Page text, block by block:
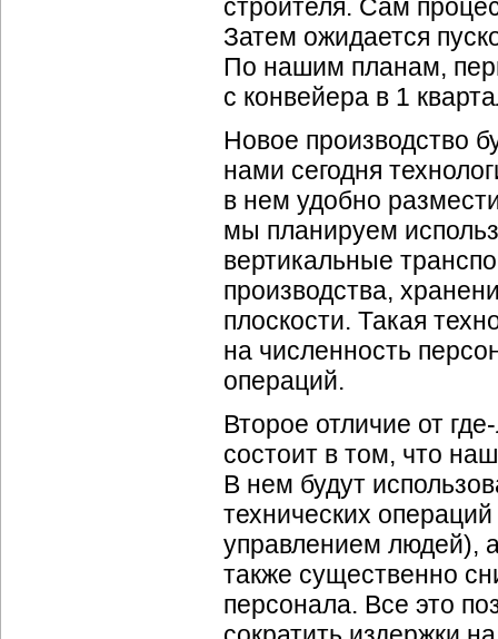
строителя. Сам
Затем ожидается
По нашим планам,
с конвейера в 1
Новое производство
нами сегодня
в нем удобно
мы планируем
вертикальные
производства,
плоскости. Такая
на численность
операций.
Второе отличие от
состоит в том, что
В нем будут
технических
управлением людей),
также существенно
персонала. Все это